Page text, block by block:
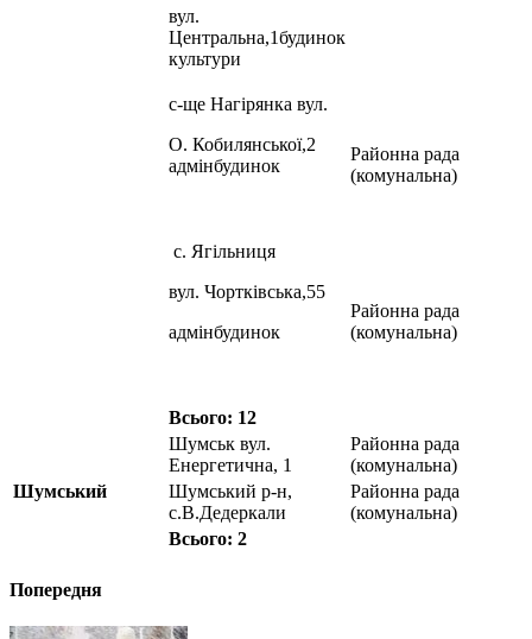
вул.
Центральна,1будинок
культури
с-ще Нагірянка вул.
О. Кобилянської,2
адмінбудинок
Районна рада
(комунальна)
с. Ягільниця
вул. Чортківська,55
адмінбудинок
Районна рада
(комунальна)
Всього: 12
Шумський
Шумськ вул.
Енергетична, 1
Районна рада
(комунальна)
Шумський р-н,
с.В.Дедеркали
Районна рада
(комунальна)
Всього: 2
Попередня